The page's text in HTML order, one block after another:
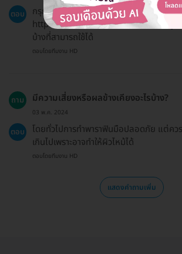
ตอบ
กรุณาตรวจสอบหน้าโปรโมชั่นพิเศษของเราที่
https://hdmall.co.th/c/reward เพื่อดูว่า
บ้างที่สามารถใช้ได้
ตอบโดยทีมงาน HD
ถาม มีความเสี่ยงหรือผลข้างเคียงอะไรบ้าง?
03 พ.ค. 2024
ตอบ
โดยทั่วไปการทำพาราฟินมือปลอดภัย แต่คว
เกินไปเพราะอาจทำให้ผิวไหม้ได้
ตอบโดยทีมงาน HD
แสดงคำถามเพิ่ม